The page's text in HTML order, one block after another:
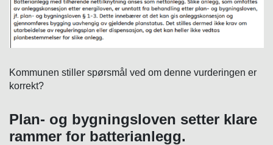
Kommunen stiller spørsmål ved om denne vurderingen er
korrekt?
Plan- og bygningsloven setter klare
rammer for batterianlegg.